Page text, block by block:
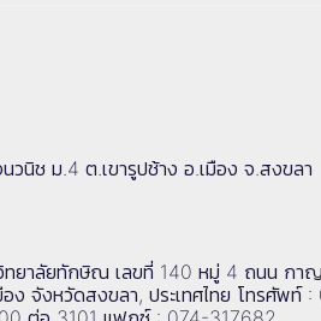
นิช ม.4 ต.เขารูปช้าง อ.เมือง จ.สงขลา
ทยาลัยทักษิณ เลขที่ 140 หมู่ 4 ถนน กา
อง จังหวัดสงขลา, ประเทศไทย โทรศัพท์